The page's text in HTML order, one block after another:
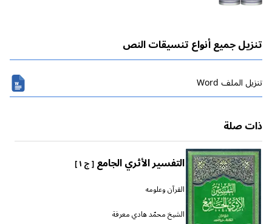
تنزيل جميع أنواع تنسيقات النص
تنزیل الملف Word
ذات صلة
التفسير الأثري الجامع[ ج ١ ]
القرآن وعلومه
الشيخ محمّد هادي معرفة